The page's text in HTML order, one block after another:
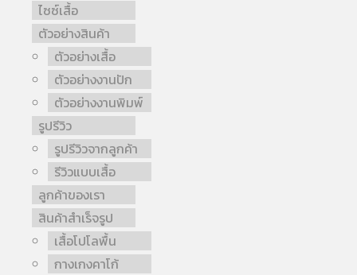
ไซซ์เสื้อ
ตัวอย่างสินค้า
ตัวอย่างเสื้อ
ตัวอย่างงานปัก
ตัวอย่างงานพิมพ์
รูปรีวิว
รูปรีวิวจากลูกค้า
รีวิวแบบเสื้อ
ลูกค้าของเรา
สินค้าสำเร็จรูป
เสื้อโปโลพื้น
กางเกงคาโก้